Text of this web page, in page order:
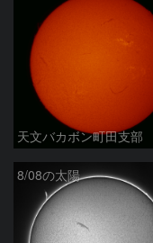
天文バカボン町田支部
8/08の太陽